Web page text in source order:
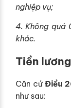
nghiệp vụ;
4. Không quá
khác.
Tiền
Căn cứĐiều
như sau: